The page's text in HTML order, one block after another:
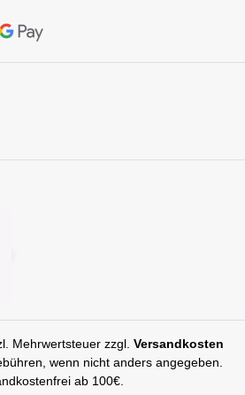
Mehrwertsteuer zzgl. Versandkosten
wenn nicht anders angegeben.
ab 100€.